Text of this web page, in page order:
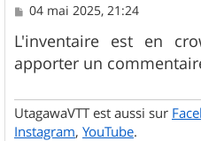
M
s
s
a
04 mai 2025, 21:24
L'inventaire est en
apporter un
UtagawaVTT est aussi sur
Instagram, YouTube.